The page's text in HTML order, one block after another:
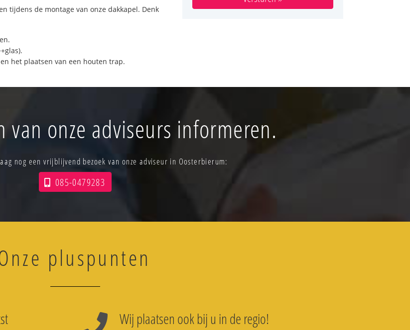
tijdens de montage van onze dakkapel. Denk
het plaatsen van een houten trap.
van onze adviseurs informeren.
nog een vrijblijvend bezoek van onze adviseur in Oosterbierum:
085-0479283
pluspunten
Wij plaatsen ook bij u in de regio!